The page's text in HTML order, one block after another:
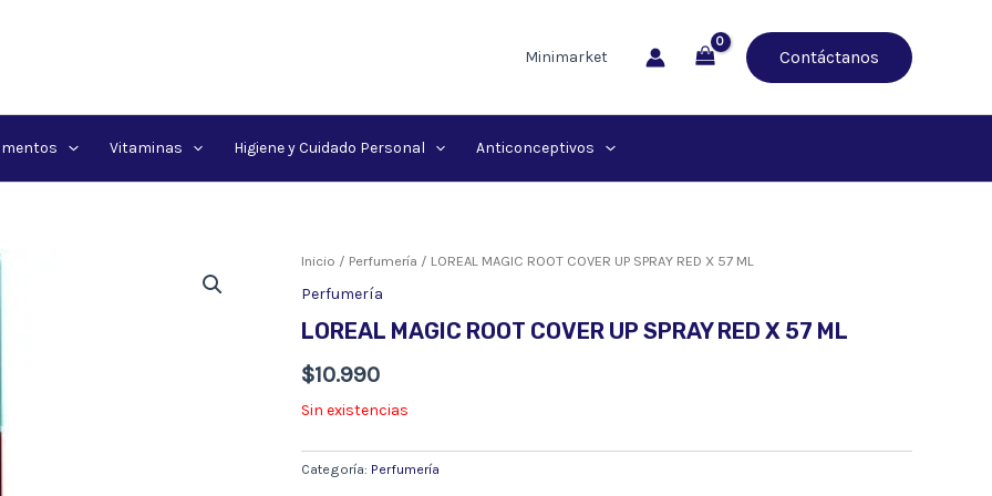
Minimarket Contáctanos
Vitaminas Higiene y Cuidado Personal Anticonceptivos
Inicio / Perfumería / LOREAL MAGIC ROOT COVER UP SPRAY RED X 57 ML
Perfumería
LOREAL MAGIC ROOT COVER UP SPRAY RED X 57 ML
$10.990
Sin existencias
Categoría: Perfumería